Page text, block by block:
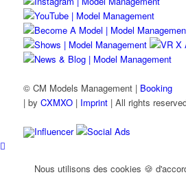
© CM Models Management | Booking
| by CXMXO| Imprint| All rights
Influencer Social Ads
Nous utilisons des cookies 🍪